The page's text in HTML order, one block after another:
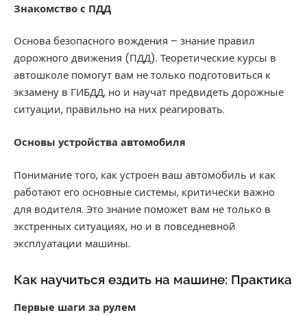
Знакомство с ПДД
Основа безопасного вождения – знание правил
дорожного движения (ПДД). Теоретические курсы в
автошколе помогут вам не только подготовиться к
экзамену в ГИБДД, но и научат предвидеть дорожные
ситуации, правильно на них реагировать.
Основы устройства автомобиля
Понимание того, как устроен ваш автомобиль и как
работают его основные системы, критически важно
для водителя. Это знание поможет вам не только в
экстренных ситуациях, но и в повседневной
эксплуатации машины.
Как научиться ездить на машине: Практика
Первые шаги за рулем